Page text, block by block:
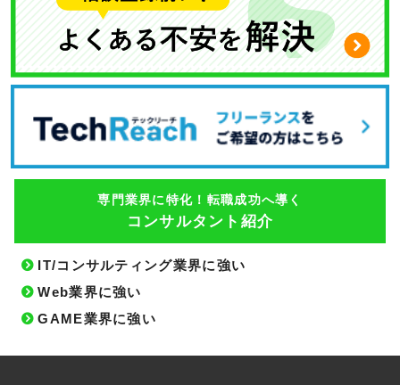
専門業界に特化！転職成功へ導く
コンサルタント紹介
IT/コンサルティング業界に強い
Web業界に強い
GAME業界に強い